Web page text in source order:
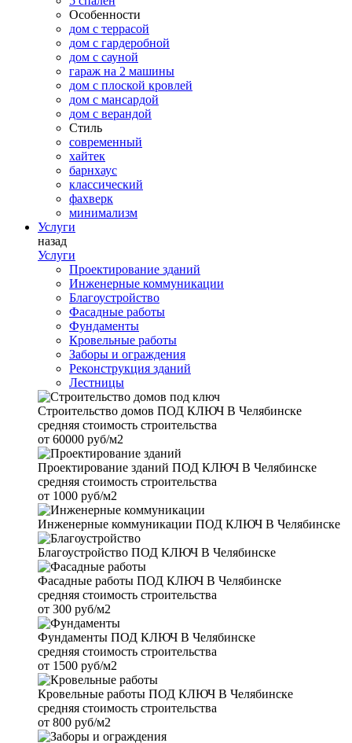
Особенности
дом с террасой
дом с гардеробной
дом с сауной
гараж на 2 машины
дом с плоской кровлей
дом с мансардой
дом с верандой
Стиль
современный
хайтек
барнхаус
классический
фахверк
минимализм
Услуги
назад
Услуги
Проектирование зданий
Инженерные коммуникации
Благоустройство
Фасадные работы
Фундаменты
Кровельные работы
Заборы и ограждения
Реконструкция зданий
Лестницы
Строительство домов ПОД КЛЮЧ В Челябинске
средняя стоимость строительства
от 60000 руб/м2
Проектирование зданий ПОД КЛЮЧ В Челябинске
средняя стоимость строительства
от 1000 руб/м2
Инженерные коммуникации ПОД КЛЮЧ В Челябинске
Благоустройство ПОД КЛЮЧ В Челябинске
Фасадные работы ПОД КЛЮЧ В Челябинске
средняя стоимость строительства
от 300 руб/м2
Фундаменты ПОД КЛЮЧ В Челябинске
средняя стоимость строительства
от 1500 руб/м2
Кровельные работы ПОД КЛЮЧ В Челябинске
средняя стоимость строительства
от 800 руб/м2